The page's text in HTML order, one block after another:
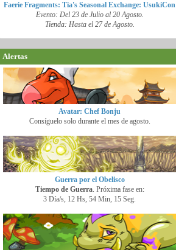
Faerie Fragments: Tia's Seasonal Exchange: UsukiCon
Evento: Del 23 de Julio al 20 Agosto.
Tienda: Hasta el 27 de Agosto.
Alertas
Avatar: Chef Bonju
Consíguelo solo durante el mes de agosto.
Guerra por el Obelisco
Tiempo de Guerra. Próxima fase en:
3 Día/s, 12 Hs, 54 Min, 14 Seg.